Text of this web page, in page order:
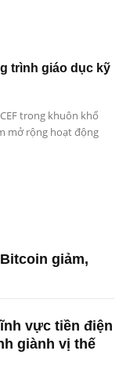
trình giáo dục kỹ
trong khuôn khổ
mở rộng hoạt động
giảm,
vực tiền điện
giành vị thế